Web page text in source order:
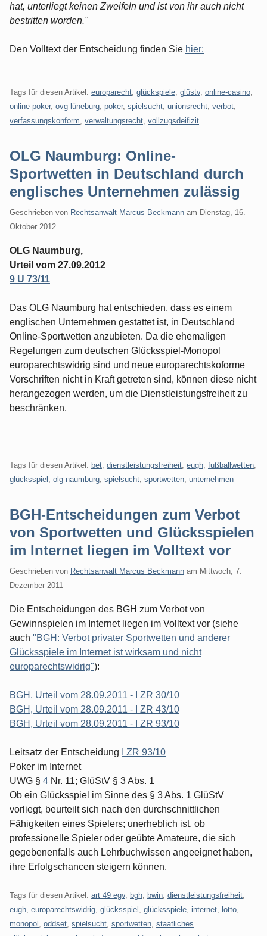
hat, unterliegt keinen Zweifeln und ist von ihr auch nicht
bestritten worden."
Den Volltext der Entscheidung finden Sie hier:
Tags für diesen Artikel: europarecht glückspiele glüstv, online-casino
online-poker, ovg lüneburg poker, spielsucht unionsrecht verbot
verfassungskonform verwaltungsrecht vollzugsdeifizit
OLG Naumburg: Online-
Sportwetten in Deutschland durch
englisches Unternehmen zulässig
Geschrieben von Rechtsanwalt Marcus Beckmann am Dienstag, 16.
Oktober 2012
OLG Naumburg,
Urteil vom 27.09.2012
9 U 73/11
Das OLG Naumburg hat entschieden, dass es einem
englischen Unternehmen gestattet ist, in Deutschland
Online-Sportwetten anzubieten. Da die ehemaligen
Regelungen zum deutschen Glücksspiel-Monopol
europarechtswidrig sind und neue europarechtskoforme
Vorschriften nicht in Kraft getreten sind, können diese nicht
herangezogen werden, um die Dienstleistungsfreiheit zu
beschränken.
Tags für diesen Artikel: bet dienstleistungsfreiheit eugh fußballwetten
glücksspiel
olg naumburg spielsucht sportwetten unternehmen
BGH-Entscheidungen zum Verbot
von Sportwetten und Glücksspielen
im Internet liegen im Volltext vor
Geschrieben von Rechtsanwalt Marcus Beckmann am Mittwoch, 7.
Dezember 2011
Die Entscheidungen des BGH zum Verbot von
Gewinnspielen im Internet liegen im Volltext vor (siehe
auch "BGH: Verbot privater Sportwetten und anderer
Glücksspiele im Internet ist wirksam und nicht
europarechtswidrig"):
BGH, Urteil vom 28.09.2011 - I ZR 30/10
BGH, Urteil vom 28.09.2011 - I ZR 43/10
BGH, Urteil vom 28.09.2011 - I ZR 93/10
Leitsatz der Entscheidung
I ZR 93/10
Poker im Internet
UWG § 4 Nr. 11; GlüStV § 3 Abs. 1
Ob ein Glücksspiel im Sinne des § 3 Abs. 1 GlüStV
vorliegt, beurteilt sich nach den durchschnittlichen
Fähigkeiten eines Spielers; unerheblich ist, ob
professionelle Spieler oder geübte Amateure, die sich
gegebenenfalls auch Lehrbuchwissen angeeignet haben,
ihre Erfolgschancen steigern können.
Tags für diesen Artikel: art 49 egv, bgh bwin dienstleistungsfreiheit
eugh europarechtswidrig glücksspiel glücksspiele internet lotto
monopol
oddset spielsucht sportwetten staatliches